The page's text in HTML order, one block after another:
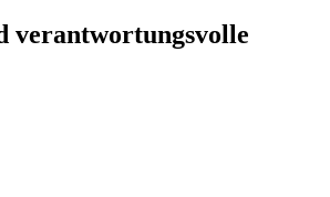
verantwortungsvolle